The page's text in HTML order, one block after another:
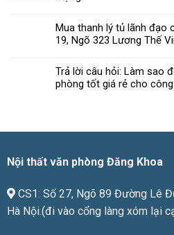
phòng
đạt
nội
thất
chất
lượng
giá
Mua thanh lý tủ lãnh đạo
19, Ngõ 323 Lương Thế
Trả lời câu hỏi: Làm sao
phòng tốt giá rẻ cho
Nội thất văn phòng Đăng Khoa
CS1: Số 27, Ngõ 89 Đường Lê
Hà Nội.(đi vào cổng làng xóm lại